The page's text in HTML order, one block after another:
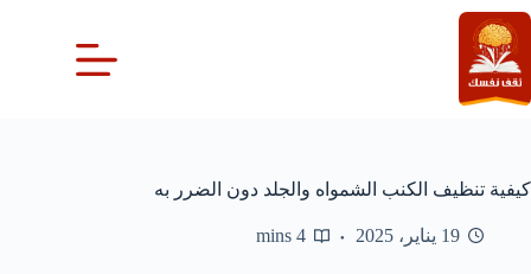
التجاوز
إلى
المحتوى
كيفية تنظيف الكنب الشمواه والجلد دون الضرر به
19 يناير، 2025 4 mins